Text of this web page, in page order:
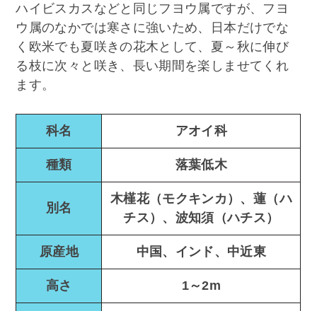
ハイビスカスなどと同じフヨウ属ですが、フヨ
ウ属のなかでは寒さに強いため、日本だけでな
く欧米でも夏咲きの花木として、夏～秋に伸び
る枝に次々と咲き、長い期間を楽しませてくれ
ます。
科名 アオイ科
種類 落葉低木
別名
木槿花（モクキンカ）、蓮（ハ
チス）、波知須（ハチス）
原産地 中国、インド、中近東
高さ 1～2m